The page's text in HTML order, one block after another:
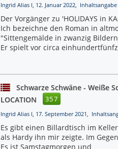
Ingrid Alias I, 12. Januar 2022,
Der Vorgänger zu 'HOLIDAYS in
Ich bezeichne den Roman in
"Sittengemälde in zwanzig
Er spielt vor circa
Schwarze Schwäne - Weiße
LOCATION
357
Ingrid Alias I, 17. September 2021,
Es gibt einen Billardtisch im
als Hardy ihn mir zeigte. Im
Es ist Samstagmorgen und